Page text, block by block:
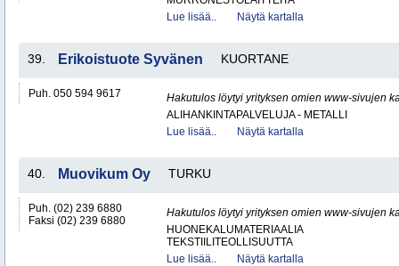
Lue lisää..
Näytä kartalla
39. Erikoistuote Syvänen KUORTANE
Puh. 050 594 9617
Hakutulos löytyi yrityksen omien www-sivujen
ALIHANKINTAPALVELUJA - METALLI
Lue lisää..
Näytä kartalla
40. Muovikum Oy TURKU
Puh. (02) 239 6880
Faksi (02) 239 6880
Hakutulos löytyi yrityksen omien www-sivujen
HUONEKALUMATERIAALIA
TEKSTIILITEOLLISUUTTA
Lue lisää..
Näytä kartalla